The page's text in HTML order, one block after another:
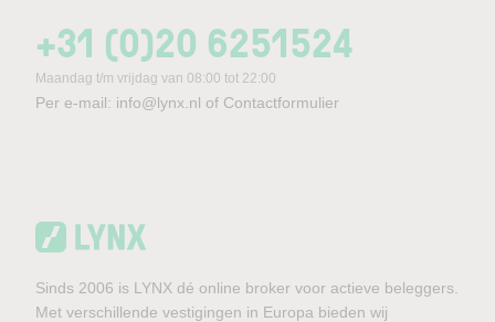
+31 (0)20 6251524
Maandag t/m vrijdag van 08:00 tot 22:00
Per e-mail: info@lynx.nl of Contactformulier
Sinds 2006 is LYNX dé online broker voor actieve beleggers.
Met verschillende vestigingen in Europa bieden wij